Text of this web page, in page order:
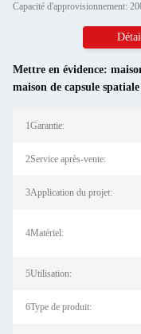
Capacité d'approvisionnement:
Mettre en évidence:
maison de capsule
1Garantie:
2Service après-vente:
3Application du projet:
4Matériel:
5Utilisation:
6Type de produit: